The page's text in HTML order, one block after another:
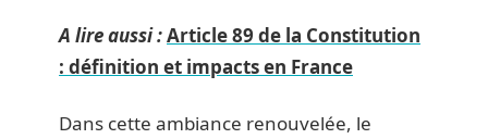
A lire aussi :Article 89 de la Constitution
: définition et impacts en France
Dans cette ambiance renouvelée, le